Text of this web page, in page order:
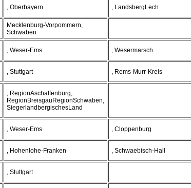
, Oberbayern , LandsbergLech
Mecklenburg-Vorpommern,
Schwaben
, Weser-Ems , Wesermarsch
, Stuttgart , Rems-Murr-Kreis
, RegionAschaffenburg,
RegionBreisgauRegionSchwaben,
SiegerlandbergischesLand
, Weser-Ems , Cloppenburg
, Hohenlohe-Franken , Schwaebisch-Hall
, Stuttgart